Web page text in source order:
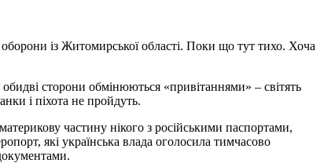
із Житомирської області. Поки що тут тихо. Хоча
сторони обмінюються «привітаннями» – світять
і піхота не пройдуть.
частину нікого з російськими паспортами,
які українська влада оголосила тимчасово